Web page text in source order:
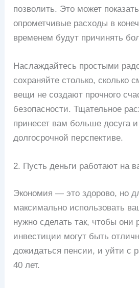
позволить. Это может
опрометчивые расходы в
временем будут причинять
Наслаждайтесь простыми
сохраняйте столько, сколько
вещи не создают прочного
безопасности. Тщательное
принесет вам больше досуга
долгосрочной перспективе.
2. Пусть деньги работают на
Экономия — это здорово, но
максимально использовать
нужно сделать так, чтобы
инвестиции могут быть
дожидаться пенсии, и уйти с
40 лет.